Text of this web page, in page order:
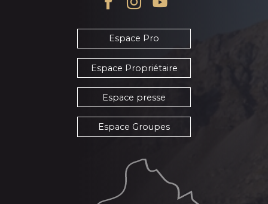
Espace Pro
Espace Propriétaire
Espace presse
Espace Groupes